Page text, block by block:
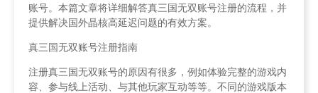
账号。本篇文章将详细解答真三国无双账号注册的流程，并
提供解决国外晶核高延迟问题的有效方案。
真三国无双账号注册指南
注册真三国无双账号的原因有很多，例如体验完整的游戏内
容、参与线上活动、与其他玩家互动等等。不同的游戏版本